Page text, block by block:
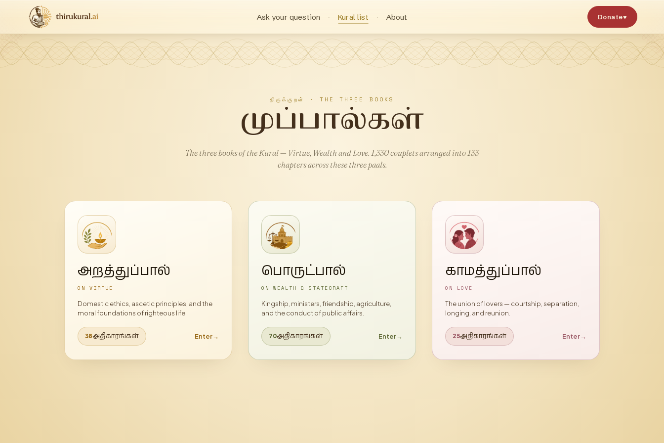
Ask your question Kural list About Donate♥
திருக்குறள் · THE THREE BOOKS
முப்பால்கள்
The three books of the Kural — Virtue, Wealth and Love. 1,330 couplets arranged into 133
chapters across these three paals.
அறத்துப்பால்
ON VIRTUE
Domestic ethics, ascetic principles, and the
moral foundations of righteous life.
38அதிகாரங்கள் Enter→
பொருட்பால்
ON WEALTH & STATECRAFT
Kingship, ministers, friendship, agriculture,
and the conduct of public affairs.
70அதிகாரங்கள் Enter→
காமத்துப்பால்
ON LOVE
The union of lovers — courtship, separation,
longing, and reunion.
25அதிகாரங்கள் Enter→